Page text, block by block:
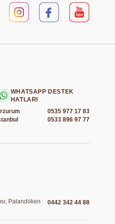
WHATSAPP DESTEK
HATLARI
0535 977 17 83
0533 896 97 77
Palandöken
0442 342 44 88